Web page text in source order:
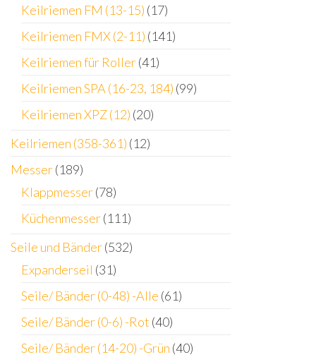
Keilriemen FM (13-15) (17)
Keilriemen FMX (2-11) (141)
Keilriemen für Roller(41)
Keilriemen SPA (16-23, 184) (99)
Keilriemen XPZ (12) (20)
Keilriemen (358-361) (12)
Messer(189)
Klappmesser(78)
Küchenmesser(111)
Seile und Bänder(532)
Expanderseil (31)
Seile/ Bänder (0-48) -Alle (61)
Seile/ Bänder (0-6) -Rot (40)
Seile/ Bänder (14-20) -Grün (40)